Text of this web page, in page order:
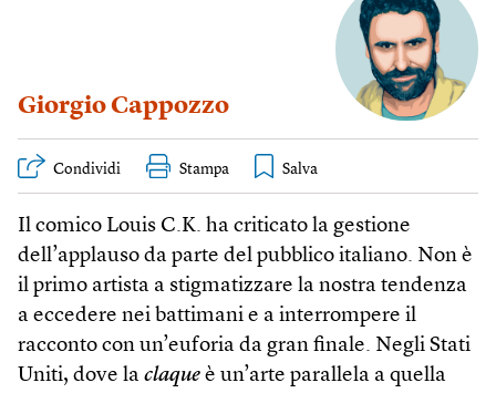
Giorgio Cappozzo
Condividi Stampa
Il comico Louis C.K. ha criticato la gestione
dell’applauso da parte del pubblico italiano. Non è
il primo artista a stigmatizzare la nostra tendenza
a eccedere nei battimani e a interrompere il
racconto con un’euforia da gran finale. Negli Stati
Uniti, dove la claque è un’arte parallela a quella